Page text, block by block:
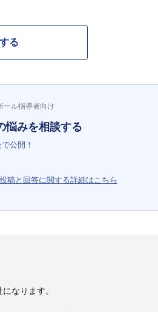
る
ール指導者向け
悩みを相談する
公開！
稿と回答に関する詳細はこちら
なります。